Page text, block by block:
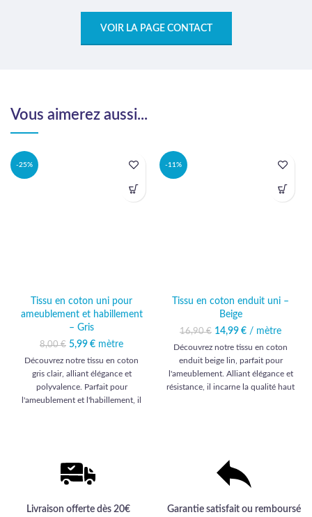
VOIR LA PAGE CONTACT
Vous aimerez aussi...
-25%
Tissu en coton uni pour
ameublement et habillement
– Gris
8,00€ Le prix initial était :
5,99 € Le prix actuel
est : 5,99 €.
mètre
Découvrez notre tissu en coton
gris clair, alliant élégance et
polyvalence. Parfait pour
l'ameublement et l'habillement, il
-11%
Tissu en coton enduit uni –
Beige
16,90€
Le prix initial était :
16,90 €.
14,99 €
Le prix
actuel est :
14,99 €.
/ mètre
Découvrez notre tissu en coton
enduit beige lin, parfait pour
l'ameublement. Alliant élégance et
résistance, il incarne la qualité haut
Livraison offerte dès 20€ Garantie satisfait ou remboursé